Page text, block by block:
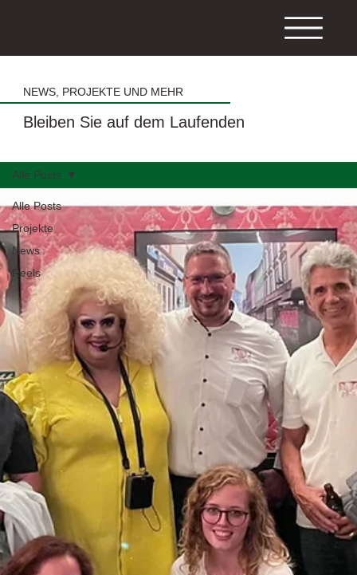
NEWS, PROJEKTE UND MEHR
Bleiben Sie auf dem Laufenden
Alle Posts
Projekte
News
Reels
Alle Posts